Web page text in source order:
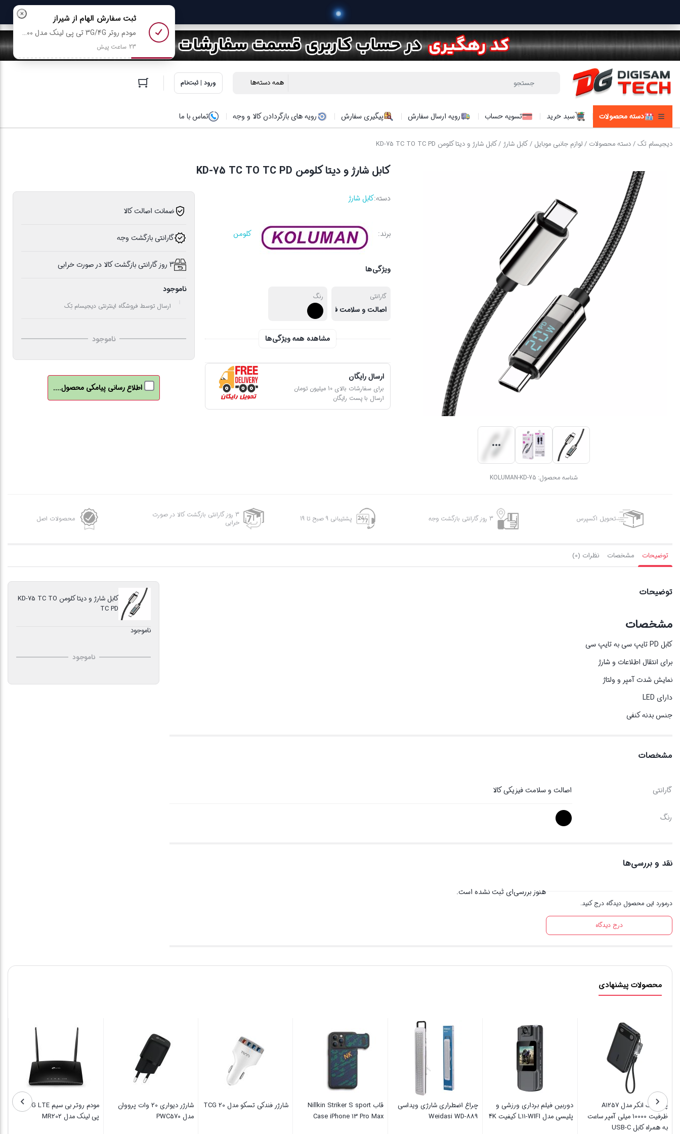
ورود | ثبت‌نام
دسته محصولات سبد خرید تسویه حساب رویه ارسال سفارش پیگیری سفارش رویه های بازگردادن کالا و وجه تماس با ما
دیجیسام تک/دسته محصولات /لوازم جانبی موبایل /کابل شارژ / کابل شارژ و دیتا کلومن KD-75 TC TO TC PD
شناسه محصول: KOLUMAN-KD-75
کابل شارژ و دیتا کلومن KD-75 TC TO TC PD
دسته:کابل شارژ
برند: کلومن
ویژگی‌ها
گارانتی
اصالت و سلامت فیزیکی کالا
رنگ
مشاهده همه ویژگی‌ها
ارسال رایگان
برای سفارشات بالای 10 میلیون تومان
ارسال با پست رایگان
ضمانت اصالت کالا
گارانتی بازگشت وجه
3 روز گارانتی بازگشت کالا در صورت خرابی
ناموجود
ارسال توسط فروشگاه اینترنتی دیجیسام تِک
ناموجود
اطلاع رسانی پیامکی محصول....
تحویل اکسپرس 3 روز گارانتی بازگشت وجه پشتیبانی 9 صبح تا 19
3 روز گارانتی بازگشت کالا در صورت
خرابی
محصولات اصل
توضیحات مشخصات نظرات (0)
توضیحات
مشخصات
کابل PD تایپ سی به تایپ سی
برای انتقال اطلاعات و شارژ
نمایش شدت آمپر و ولتاژ
دارای LED
جنس بدنه کنفی
مشخصات
گارانتی اصالت و سلامت فیزیکی کالا
رنگ
نقد و بررسی‌ها
درمورد این محصول دیدگاه درج کنید.
درج دیدگاه
هنوز بررسی‌ای ثبت نشده است.
کابل شارژ و دیتا کلومن KD-75 TC TO
TC PD
ناموجود
ناموجود
محصولات پیشنهادی
ZX-001
پاوربانک انکر مدل A1257
ظرفیت 10000 میلی آمپر ساعت
دوربین فیلم برداری ورزشی و
پلیسی مدل L11-WIFI کیفیت 4K
چراغ اضطراری شارژی ویداسی
Weidasi WD-889
قاب Nillkin Striker S sport
شارژر فندکی تسکو مدل TCG 20
شارژر دیواری 20 وات پرووان
مدل PWC570
خرید × ثبت سفارش الهام از شیراز
مودم روتر 3G/4G تی پی لینک مدل TL-MR100 رو خرید کرد
23 ساعت پیش